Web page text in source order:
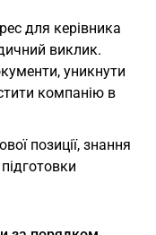
для керівника
виклик.
уникнути
компанію в
позиції, знання